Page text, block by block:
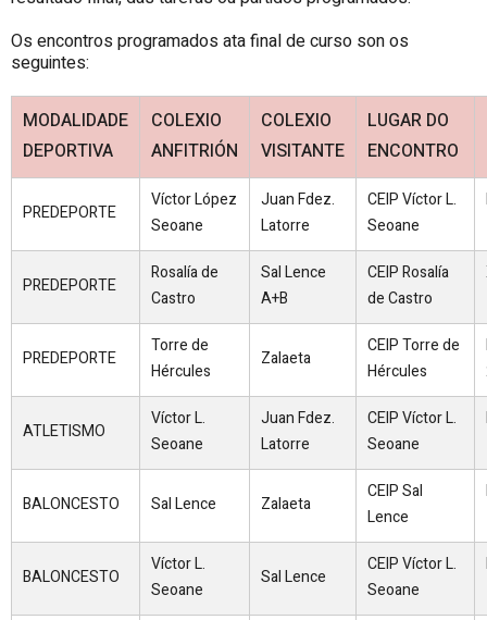
Os encontros programados ata final de curso son os
seguintes:
MODALIDADE
DEPORTIVA
COLEXIO
ANFITRIÓN
COLEXIO
VISITANTE
LUGAR DO
ENCONTRO
PREDEPORTE
Víctor López
Seoane
Juan Fdez.
Latorre
CEIP Víctor L.
Seoane
PREDEPORTE
Rosalía de
Castro
Sal Lence
A+B
CEIP Rosalía
de Castro
PREDEPORTE
Torre de
Hércules
Zalaeta
CEIP Torre de
Hércules
ATLETISMO
Víctor L.
Seoane
Juan Fdez.
Latorre
CEIP Víctor L.
Seoane
BALONCESTO Sal Lence Zalaeta
CEIP Sal
Lence
BALONCESTO
Víctor L.
Seoane
Sal Lence
CEIP Víctor L.
Seoane